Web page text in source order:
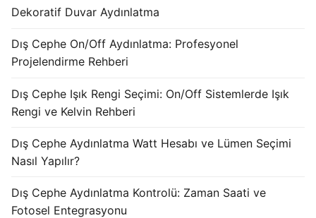
Turkish
Dekoratif Duvar Aydınlatma
Dış Cephe On/Off Aydınlatma: Profesyonel
Projelendirme Rehberi
Dış Cephe Işık Rengi Seçimi: On/Off Sistemlerde Işık
Rengi ve Kelvin Rehberi
Dış Cephe Aydınlatma Watt Hesabı ve Lümen Seçimi
Nasıl Yapılır?
Dış Cephe Aydınlatma Kontrolü: Zaman Saati ve
Fotosel Entegrasyonu